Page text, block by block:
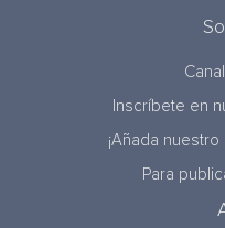
Inscríbete en
¡Añada
Para